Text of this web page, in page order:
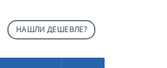
НАШЛИ ДЕШЕВЛЕ?